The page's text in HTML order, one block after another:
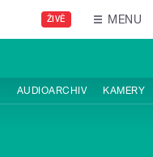
ŽIVĚ MENU
AUDIOARCHIV KAMERY